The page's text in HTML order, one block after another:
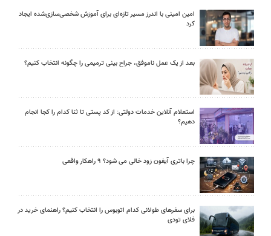
امین امینی با اندرز مسیر تازه‌ای برای آموزش شخصی‌سازی‌شده ایجاد
کرد
بعد از یک عمل ناموفق، جراح بینی ترمیمی را چگونه انتخاب کنیم؟
استعلام آنلاین خدمات دولتی: از کد پستی تا ثنا کدام را کجا انجام
دهیم؟
چرا باتری آیفون زود خالی می شود؟ ۹ راهکار واقعی
برای سفرهای طولانی کدام اتوبوس را انتخاب کنیم؟ راهنمای خرید در
فلای تودی